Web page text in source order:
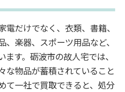
だけでなく、衣類、書籍、
楽器、スポーツ用品など、
す。砺波市の故人宅では、
な物品が蓄積されていること
て一社で買取できると、処分